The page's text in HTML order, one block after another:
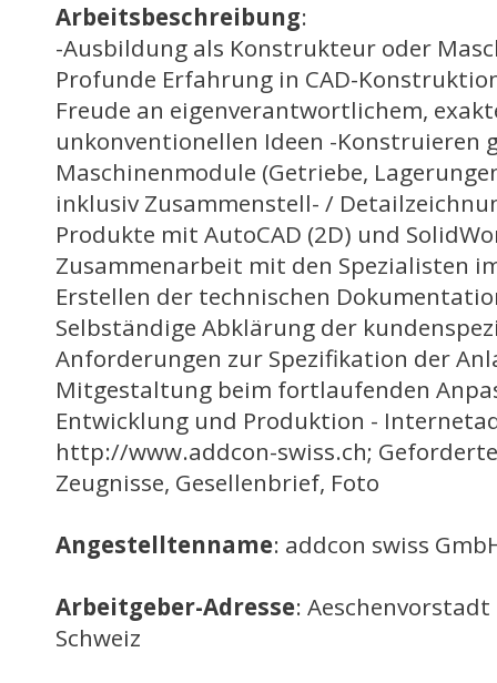
Arbeitsbeschreibung:
-Ausbildung als Konstrukteur oder
Profunde Erfahrung in CAD-
Freude an eigenverantwortlichem,
unkonventionellen Ideen -Konstruieren
Maschinenmodule (Getriebe,
inklusiv Zusammenstell- /
Produkte mit AutoCAD (2D) und
Zusammenarbeit mit den Spezialisten
Erstellen der technischen
Selbständige Abklärung der
Anforderungen zur Spezifikation der
Mitgestaltung beim fortlaufenden
Entwicklung und Produktion -
http://www.addcon-swiss.ch;
Zeugnisse, Gesellenbrief, Foto
Angestelltenname: addcon swiss
Arbeitgeber-Adresse: Aeschenvorstadt
Schweiz